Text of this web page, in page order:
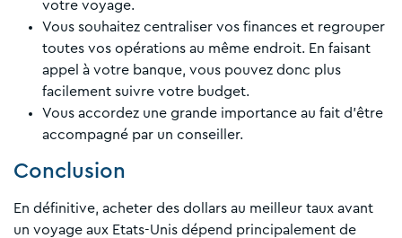
votre voyage.
Vous souhaitez centraliser vos finances et regrouper
toutes vos opérations au même endroit. En faisant
appel à votre banque, vous pouvez donc plus
facilement suivre votre budget.
Vous accordez une grande importance au fait d’être
accompagné par un conseiller.
Conclusion
En définitive, acheter des dollars au meilleur taux avant
un voyage aux Etats-Unis dépend principalement de